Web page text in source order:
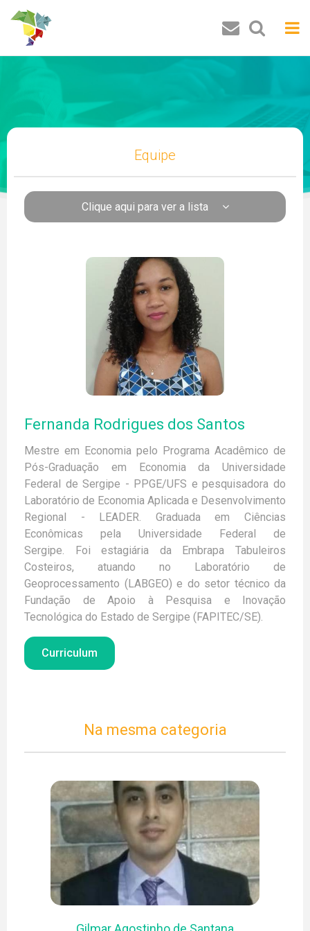
Buscar
Equipe
Clique aqui para ver a lista
Luiz Carlos de Santana Ribeiro
José Ricardo de Santana
Fernanda Esperidião
José Roberto de Lima Andrade
Fábio Rodrigues de Moura
Marco Antônio Jorge
Elton Eduardo Freitas
Alunos de Pós graduação
Ítalo Spinelli da Cruz
João Erick Alexandre Barbosa Costa
Felipe Mascarenhas Couto
José Heleno Alves da Silva
Libânia Araújo Silva
Lindomayara França Ferreira
Lizandra Duarte da Silva
Olga Hianni Portugal Vieira
Samia Mercado Alvarenga
Alessandro Augusto Costa Xavier
Alexandre Pedro Moreira
Daniel Santos da Silva
Gustavo Conceição Santos
Jessycka Portela de Brito
Laudenor Morais Correia de Melo Assunção
Lucas Silva Pedrosa
Maria Jadenice de Santana Silva
Lúcia Fernanda Bazzanella Cardoso
Bruno Setton Gonçalves
Andreza de Sales Loiola
Dayanne Santos Silva
Hanne Silva Oliveira
Alessandra Tavares
Diego Araújo Reis
Levi Rabelo de Macedo
Anderson Renã Santos Silva
Douglas Santos Nascimento
Fernanda Rodrigues dos Santos
Mestre em Economia pelo Programa Acadêmico de
Pós-Graduação em Economia da Universidade
Federal de Sergipe - PPGE/UFS e pesquisadora do
Laboratório de Economia Aplicada e Desenvolvimento
Regional - LEADER. Graduada em Ciências
Econômicas pela Universidade Federal de
Sergipe. Foi estagiária da Embrapa Tabuleiros
Costeiros, atuando no Laboratório de
Geoprocessamento (LABGEO) e do setor técnico da
Fundação de Apoio à Pesquisa e Inovação
Tecnológica do Estado de Sergipe (FAPITEC/SE).
Curriculum
Na mesma categoria